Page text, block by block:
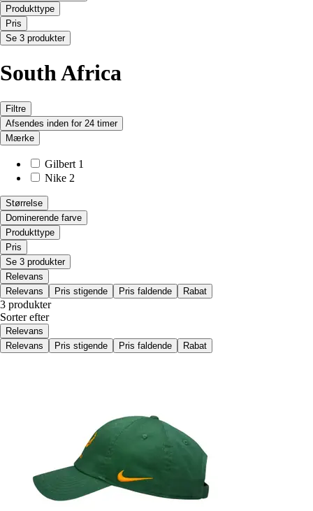
Produkttype
Pris
Se 3 produkter
South Africa
Filtre
Afsendes inden for 24 timer
Mærke
Gilbert 1
Nike 2
Størrelse
Dominerende farve
Produkttype
Pris
Se 3 produkter
Relevans
Relevans
Pris stigende Pris faldende Rabat
3 produkter
Sorter efter
Relevans
Relevans
Pris stigende Pris faldende Rabat